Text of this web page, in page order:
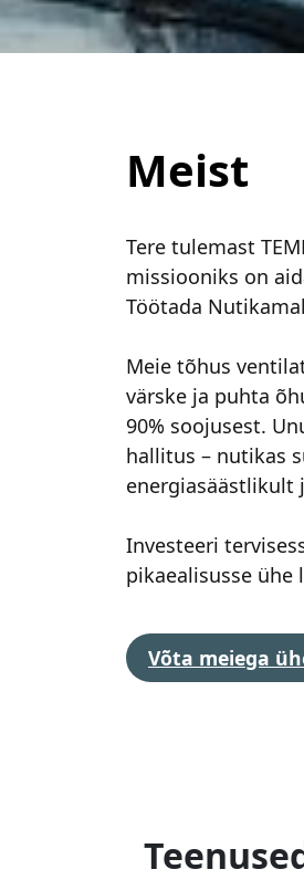
Meist
Tere tulemast
missiooniks on
Töötada
Meie tõhus
värske ja puhta
90% soojusest.
hallitus – nutikas
energiasäästlikult
Investeeri
pikaealisusse ühe
Võta meiega